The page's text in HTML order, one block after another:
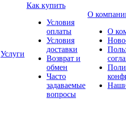
Услуги
Как купить
Условия
оплаты
Условия
доставки
Возврат и
обмен
Часто
задаваемые
вопросы
О
О